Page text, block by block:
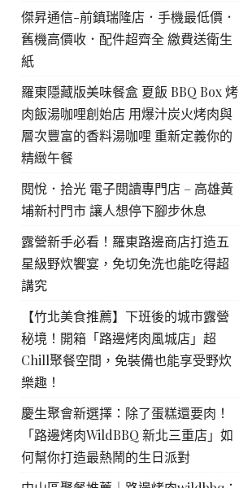
傑昇通信-前鎮瑞隆店．手機最低價．
舊機高價收．配件超齊全 繳費送衛生
紙
羅東隱藏版美味餐盒 夏飯 BBQ Box 烤
肉飯湯咖哩創始店 用爆汁炭火烤肉與
層次豐富的香料湯咖哩 重新定義你的
精緻午餐
閱悅．拾光 電子閱讀專門店 – 高雄黃
埔新村門市 讓人想停下腳步休息
露營新手必看！羅東路邊商店打造五
星級野炊饗宴，免切免洗也能吃得超
講究
【竹北美食推薦】下班後的城市露營
秘境！開箱「路邊烤肉風城店」超
Chill聚餐空間，免裝備也能享受野炊
樂趣！
慶生聚會新選擇：除了蛋糕還要肉！
「路邊烤肉WildBBQ 新北三重店」如
何幫你打造最熱鬧的生日派對